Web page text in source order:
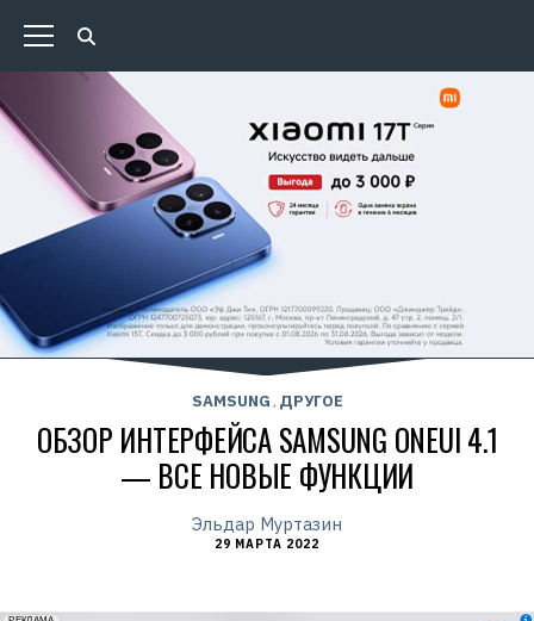
SAMSUNG , ДРУГОЕ
ОБЗОР ИНТЕРФЕЙСА SAMSUNG ONEUI 4.1
— ВСЕ НОВЫЕ ФУНКЦИИ
Эльдар Муртазин
29 МАРТА 2022